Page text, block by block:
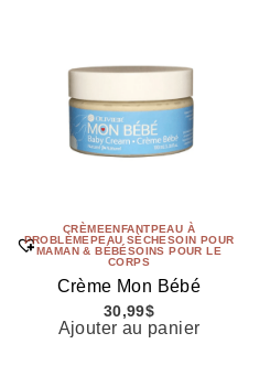
CRÈMEENFANTPEAU À
PROBLÈMEPEAU SÈCHESOIN POUR
MAMAN & BÉBÉSOINS POUR LE
CORPS
Crème Mon Bébé
30,99$
Ajouter au panier